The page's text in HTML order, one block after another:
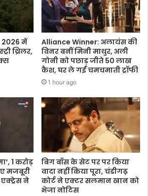
2026 में
थ्रिलर,
Alliance Winner: अलायंस की
विनर बनीं मिनी माथुर, अली
गोनी को पछाड़ जीते 50 लाख
कैश, घर ले गईं चमचमाती ट्रॉफी
1 hour ago
1 करोड़
मजबूरी
ने
बिग बॉस के सेट पर पर किया
वादा नहीं किया पूरा, चंडीगढ़
कोर्ट ने एक्टर सलमान खान को
भेजा नोटिस